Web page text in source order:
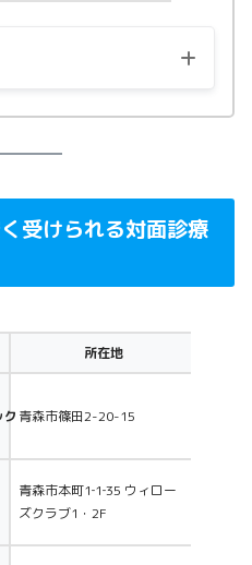
44,555円〜
受けられる対面診療
所在地
青森市篠田2-20-15
青森市本町1‐1‐35 ウィロー
ズクラブ1・2F